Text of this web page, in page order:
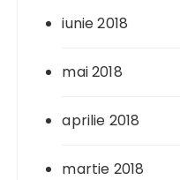
iunie 2018
mai 2018
aprilie 2018
martie 2018